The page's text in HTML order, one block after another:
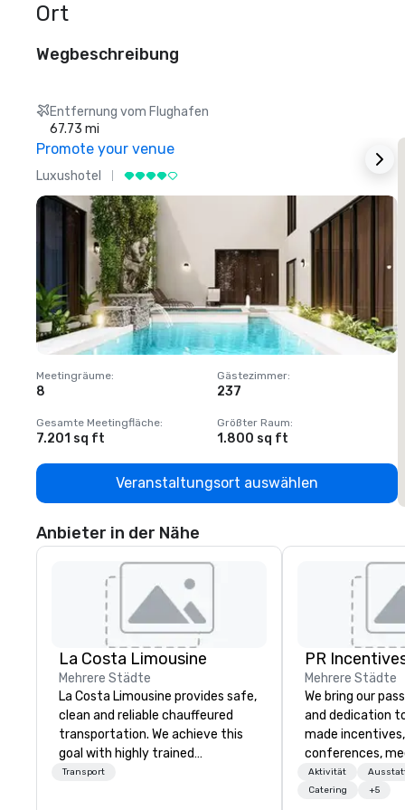
Ort
Wegbeschreibung
Entfernung vom Flughafen
67.73 mi
Promote your venue
Luxushotel
Meetingräume:
8
Gästezimmer:
237
Gesamte Meetingfläche:
7.201 sq ft
Größter Raum:
1.800 sq ft
Veranstaltungsort auswählen
Anbieter in der Nähe
La Costa Limousine
Mehrere Städte
La Costa Limousine provides safe,
clean and reliable chauffeured
transportation. We achieve this
goal with highly trained
chauffeurs, the newest vehicles
Transport
PR
Mehrere Städte
We bring our
and dedication
made
conferences,
launches, and
experiences for
Aktivität
Catering
+5